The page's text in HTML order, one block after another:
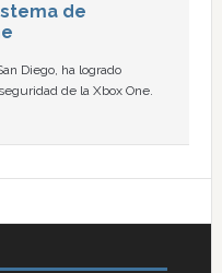
de
Diego, ha logrado
de la Xbox One.